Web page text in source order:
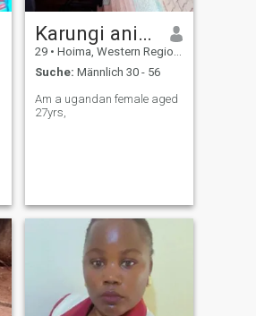
Karungi anisha
29 • Hoima, Western Region, Uganda
Suche: Männlich 30 - 56
Am a ugandan female aged
27yrs,